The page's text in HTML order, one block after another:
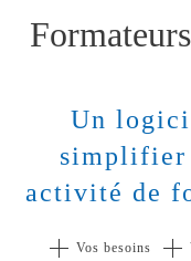
Un
simplifier
activité de
Vos besoins